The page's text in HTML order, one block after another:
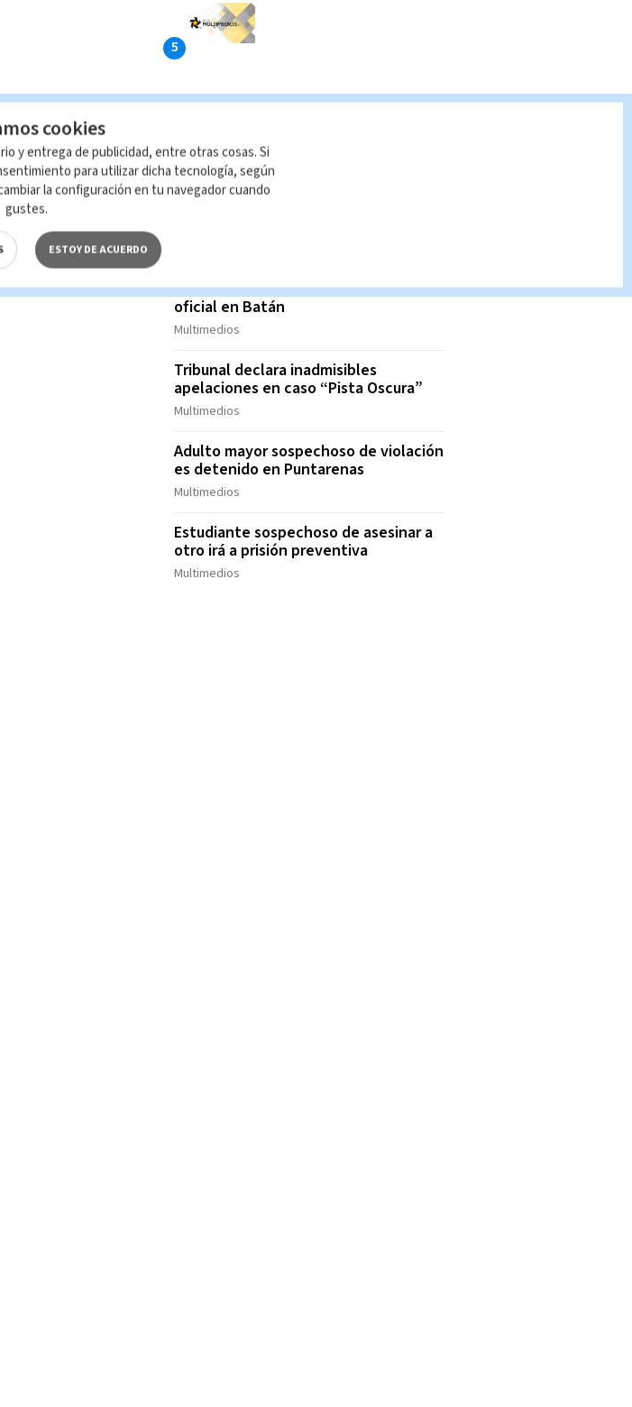
MÁS BUSCADO
Hombre es condenado a 24 años de
contra sospechosos por homicidio de
oficial en Batán
Multimedios
Tribunal declara inadmisibles
apelaciones en caso “Pista Oscura”
Multimedios
Adulto mayor sospechoso de violación
es detenido en Puntarenas
Multimedios
Estudiante sospechoso de asesinar a
otro irá a prisión preventiva
Multimedios
cookies
y entrega de publicidad, entre otras cosas. Si
para utilizar dicha tecnología, según
la configuración en tu navegador cuando
gustes.
ESTOY DE ACUERDO